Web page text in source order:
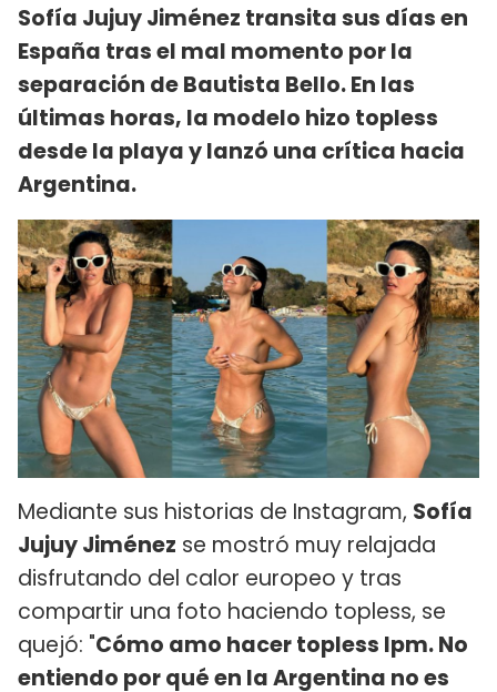
Sofía Jujuy Jiménez transita sus días en
España tras el mal momento por la
separación de Bautista Bello. En las
últimas horas, la modelo hizo topless
desde la playa y lanzó una crítica hacia
Argentina.
Mediante sus historias de Instagram, Sofía
Jujuy Jiménez se mostró muy relajada
disfrutando del calor europeo y tras
compartir una foto haciendo topless, se
quejó: "Cómo amo hacer topless lpm. No
entiendo por qué en la Argentina no es